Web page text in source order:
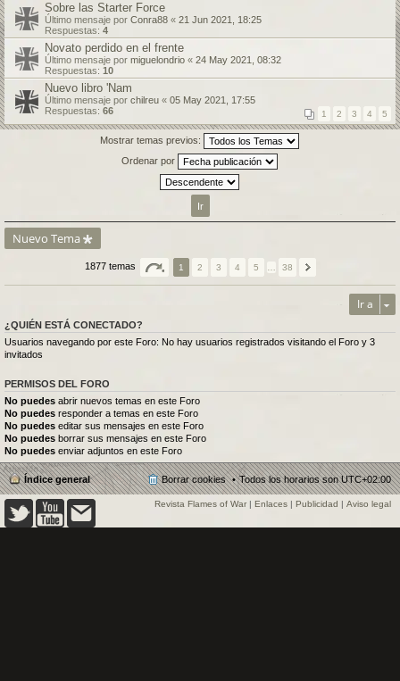
Sobre las Starter Force
Último mensaje por Conra88 « 21 Jun 2021, 18:25
Respuestas: 4
Novato perdido en el frente
Último mensaje por miguelondrio « 24 May 2021, 08:32
Respuestas: 10
Nuevo libro 'Nam
Último mensaje por chilreu « 05 May 2021, 17:55
Respuestas: 66 1 2 3 4 5
Mostrar temas previos:
Ordenar por
Nuevo Tema
1877 temas 1 2 3 4 5 38
Ir a
¿QUIÉN ESTÁ CONECTADO?
Usuarios navegando por este Foro: No hay usuarios registrados visitando el Foro y 3
invitados
PERMISOS DEL FORO
No puedes abrir nuevos temas en este Foro
No puedes responder a temas en este Foro
No puedes editar sus mensajes en este Foro
No puedes borrar sus mensajes en este Foro
No puedes enviar adjuntos en este Foro
Índice general Todos los horarios sonUTC+02:00
Borrar cookies
Revista Flames of War | Enlaces | Publicidad | Aviso legal